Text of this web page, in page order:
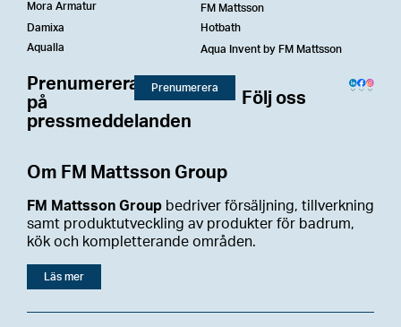
Om FM Mattsson Group
FM Mattsson Group bedriver försäljning, tillverkning
samt produktutveckling av produkter för badrum,
kök och kompletterande områden.
Läs mer
Mora Armatur
FM Mattsson
Damixa
Hotbath
Aqualla
Aqua Invent by FM Mattsson
Prenumerera
på
pressmeddelanden
Prenumerera
Följ oss